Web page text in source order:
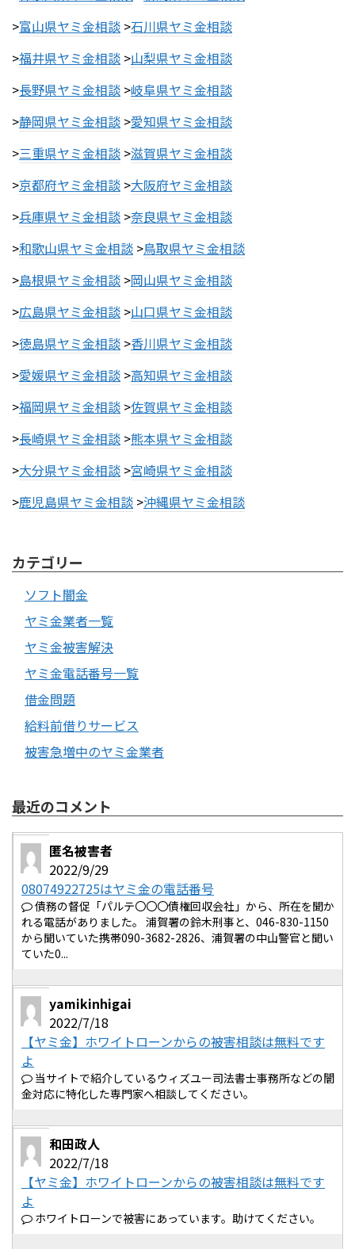
>富山県ヤミ金相談 >石川県ヤミ金相談
>福井県ヤミ金相談 >山梨県ヤミ金相談
>長野県ヤミ金相談 >岐阜県ヤミ金相談
>静岡県ヤミ金相談 >愛知県ヤミ金相談
>三重県ヤミ金相談 >滋賀県ヤミ金相談
>京都府ヤミ金相談 >大阪府ヤミ金相談
>兵庫県ヤミ金相談 >奈良県ヤミ金相談
>和歌山県ヤミ金相談 >鳥取県ヤミ金相談
>島根県ヤミ金相談 >岡山県ヤミ金相談
>広島県ヤミ金相談 >山口県ヤミ金相談
>徳島県ヤミ金相談 >香川県ヤミ金相談
>愛媛県ヤミ金相談 >高知県ヤミ金相談
>福岡県ヤミ金相談 >佐賀県ヤミ金相談
>長崎県ヤミ金相談 >熊本県ヤミ金相談
>大分県ヤミ金相談 >宮崎県ヤミ金相談
>鹿児島県ヤミ金相談 >沖縄県ヤミ金相談
カテゴリー
ソフト闇金
ヤミ金業者一覧
ヤミ金被害解決
ヤミ金電話番号一覧
借金問題
給料前借りサービス
被害急増中のヤミ金業者
最近のコメント
匿名被害者
2022/9/29
08074922725はヤミ金の電話番号
債務の督促「パルテ〇〇〇債権回収会社」から、所在を聞か
れる電話がありました。 浦賀署の鈴木刑事と、046-830-1150
から聞いていた携帯090-3682-2826、浦賀署の中山警官と聞い
ていた0...
yamikinhigai
2022/7/18
【ヤミ金】ホワイトローンからの被害相談は無料です
よ
当サイトで紹介しているウィズユー司法書士事務所などの闇
金対応に特化した専門家へ相談してください。
和田政人
2022/7/18
【ヤミ金】ホワイトローンからの被害相談は無料です
よ
ホワイトローンで被害にあっています。助けてください。